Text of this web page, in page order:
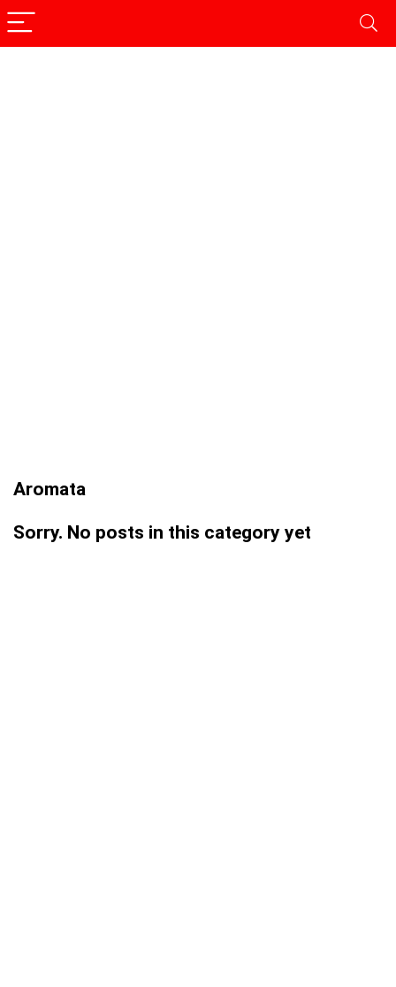
Aromata
Sorry. No posts in this category yet